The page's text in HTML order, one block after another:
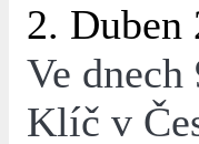
2. Duben
Ve
Klíč v